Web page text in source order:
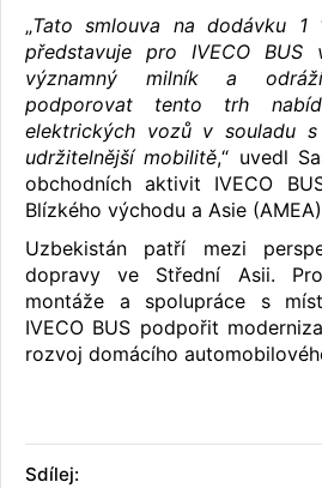
„Tato smlouva na dodávku 1
představuje pro IVECO BUS
významný milník a
podporovat tento trh
elektrických vozů v souladu
udržitelnější mobilitě,“ uvedl
obchodních aktivit IVECO
Blízkého východu a Asie
Uzbekistán patří mezi
dopravy ve Střední Asii.
montáže a spolupráce s
IVECO BUS podpořit
rozvoj domácího
Sdílej: